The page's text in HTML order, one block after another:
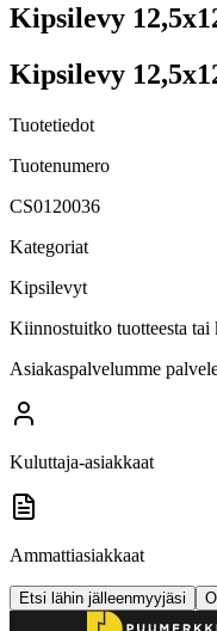
Kipsilevy
Kipsilevy
Tuotetiedot
Tuotenumero
CS0120036
Kategoriat
Kipsilevyt
Kiinnostuitko tuotteesta tai
Asiakaspalvelumme
Kuluttaja-asiakkaat
Ammattiasiakkaat
Etsi lähin jälleenmyyjäsi